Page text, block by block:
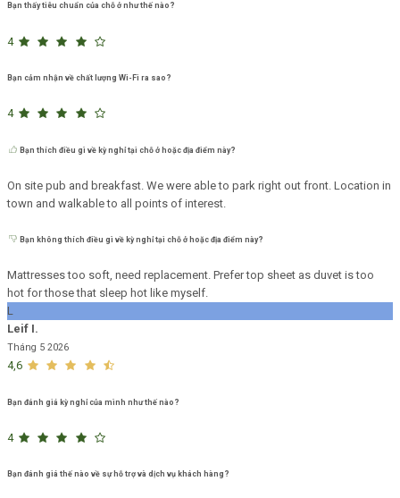
Bạn thấy tiêu chuẩn của chỗ ở như thế nào?
4
Bạn cảm nhận về chất lượng Wi-Fi ra sao?
4
Bạn thích điều gì về kỳ nghỉ tại chỗ ở hoặc địa điểm này?
On site pub and breakfast. We were able to park right out front. Location in
town and walkable to all points of interest.
Bạn không thích điều gì về kỳ nghỉ tại chỗ ở hoặc địa điểm này?
Mattresses too soft, need replacement. Prefer top sheet as duvet is too
hot for those that sleep hot like myself.
L
Leif I.
Tháng 5 2026
4,6
Bạn đánh giá kỳ nghỉ của mình như thế nào?
4
Bạn đánh giá thế nào về sự hỗ trợ và dịch vụ khách hàng?